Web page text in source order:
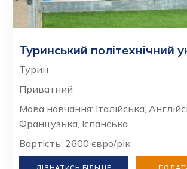
Туринський політехнічний
Турин
Приватний
Мова навчання: Італійська,
Французька, Іспанська
Вартість: 2600 євро/рік